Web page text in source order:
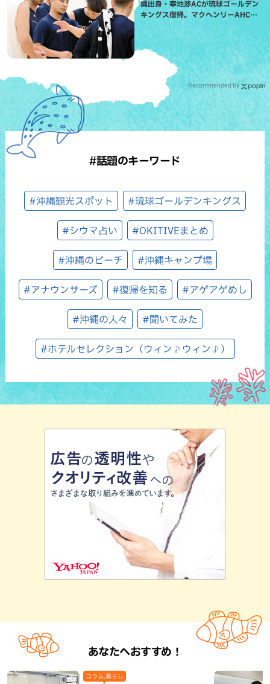
縄出身・幸地渉ACが琉球ゴールデン
キングス復帰。マクヘンリーAHCに
信頼を寄せる理由
Recommended by
#話題のキーワード
#沖縄観光スポット #琉球ゴールデンキングス
#シウマ占い #OKITIVEまとめ
#沖縄のビーチ #沖縄キャンプ場
#アナウンサーズ #復帰を知る #アゲアゲめし
#沖縄の人々 #聞いてみた
#ホテルセレクション（ウィン♪ウィン♪）
あなたへおすすめ！
コラム,暮らし